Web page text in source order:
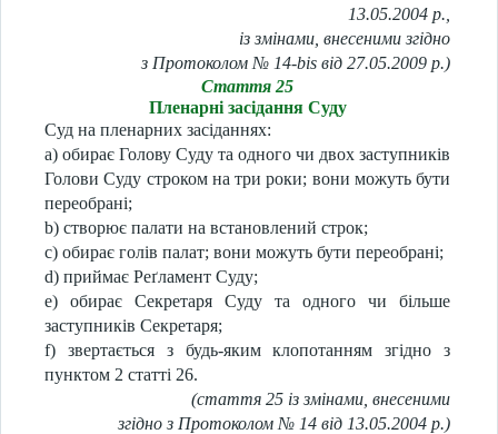
13.05.2004 р.,
із змінами, внесеними згідно
з Протоколом № 14-bis від 27.05.2009 р.)
Стаття 25
Пленарні засідання Суду
Суд на пленарних засіданнях:
a) обирає Голову Суду та одного чи двох заступників
Голови Суду строком на три роки; вони можуть бути
переобрані;
b) створює палати на встановлений строк;
c) обирає голів палат; вони можуть бути переобрані;
d) приймає Реґламент Суду;
e) обирає Секретаря Суду та одного чи більше
заступників Секретаря;
f) звертається з будь-яким клопотанням згідно з
пунктом 2 статті 26.
(стаття 25 із змінами, внесеними
згідно з Протоколом № 14 від 13.05.2004 р.)